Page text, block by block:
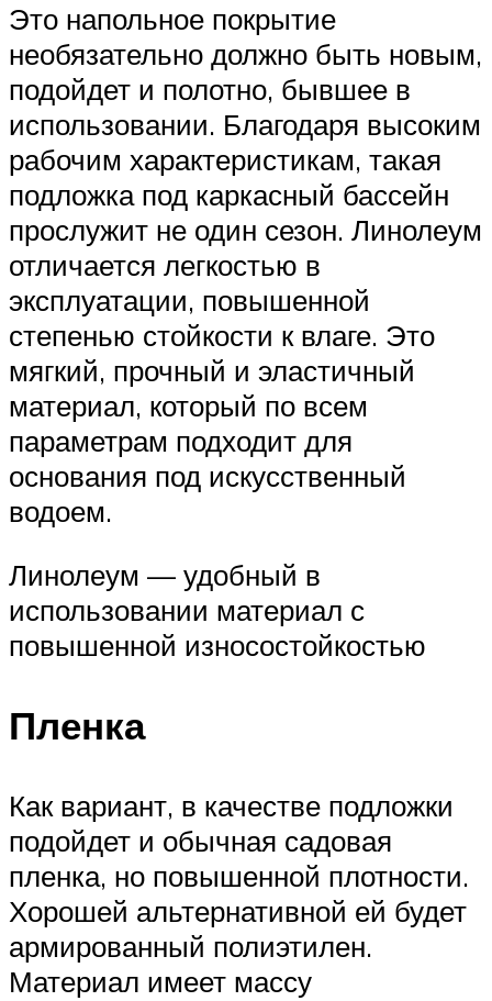
Это напольное покрытие
необязательно должно быть новым,
подойдет и полотно, бывшее в
использовании. Благодаря высоким
рабочим характеристикам, такая
подложка под каркасный бассейн
прослужит не один сезон. Линолеум
отличается легкостью в
эксплуатации, повышенной
степенью стойкости к влаге. Это
мягкий, прочный и эластичный
материал, который по всем
параметрам подходит для
основания под искусственный
водоем.
Линолеум — удобный в
использовании материал с
повышенной износостойкостью
Пленка
Как вариант, в качестве подложки
подойдет и обычная садовая
пленка, но повышенной плотности.
Хорошей альтернативной ей будет
армированный полиэтилен.
Материал имеет массу